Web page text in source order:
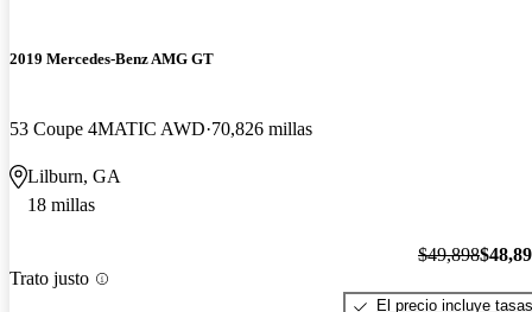
2019 Mercedes-Benz AMG GT
53 Coupe 4MATIC AWD 70,826 millas
Lilburn, GA
18 millas
Trato justo
$49,898
El precio incluye tasas